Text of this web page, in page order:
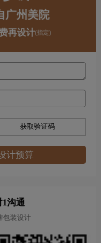
广州美院
再设计(指定)
获取验证码
计预算
沟通
包装设计